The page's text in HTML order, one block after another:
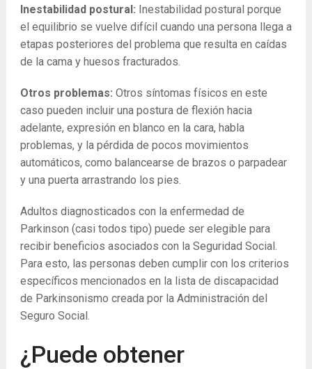
Inestabilidad postural: Inestabilidad postural porque
el equilibrio se vuelve difícil cuando una persona llega a
etapas posteriores del problema que resulta en caídas
de la cama y huesos fracturados.
Otros problemas: Otros síntomas físicos en este
caso pueden incluir una postura de flexión hacia
adelante, expresión en blanco en la cara, habla
problemas, y la pérdida de pocos movimientos
automáticos, como balancearse de brazos o parpadear
y una puerta arrastrando los pies.
Adultos diagnosticados con la enfermedad de
Parkinson (casi todos tipo) puede ser elegible para
recibir beneficios asociados con la Seguridad Social.
Para esto, las personas deben cumplir con los criterios
específicos mencionados en la lista de discapacidad
de Parkinsonismo creada por la Administración del
Seguro Social.
¿Puede obtener